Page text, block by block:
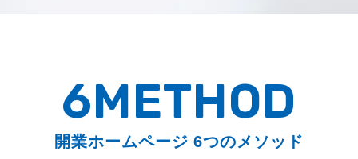
6METHOD
開業ホームページ 6つのメソッド